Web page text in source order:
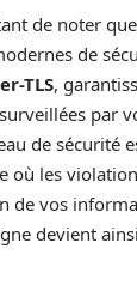
de noter
de
TLS,
par
de sécurité
où les
de vos
devient